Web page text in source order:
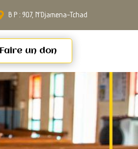
B P : 907, N'Djamena-Tchad
Faire un don